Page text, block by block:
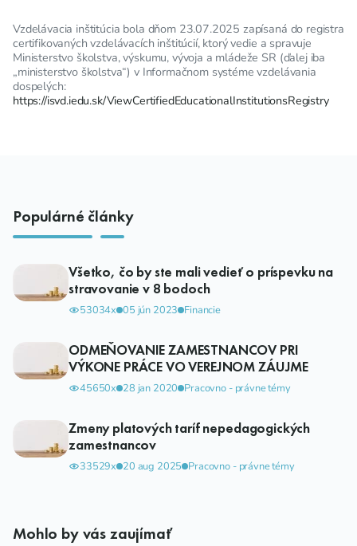
Vzdelávacia inštitúcia bola dňom 23.07.2025 zapísaná do registra
certifikovaných vzdelávacích inštitúcií, ktorý vedie a spravuje
Ministerstvo školstva, výskumu, vývoja a mládeže SR (ďalej iba
„ministerstvo školstva“) v Informačnom systéme vzdelávania
dospelých:
https://isvd.iedu.sk/ViewCertifiedEducationalInstitutionsRegistry
Populárné články
Všetko, čo by ste mali vedieť o príspevku na
stravovanie v 8 bodoch
53034x 05 jún 2023 Financie
ODMEŇOVANIE ZAMESTNANCOV PRI
VÝKONE PRÁCE VO VEREJNOM ZÁUJME
45650x 28 jan 2020 Pracovno - právne témy
Zmeny platových taríf nepedagogických
zamestnancov
33529x 20 aug 2025 Pracovno - právne témy
Mohlo by vás zaujímať